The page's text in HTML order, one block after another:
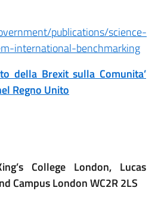
publications/science-
international-benchmarking
della Brexit sulla Comunita’
Regno Unito
College London, Lucas
Campus London WC2R 2LS